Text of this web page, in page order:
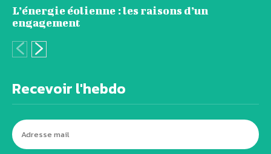
L’énergie éolienne : les raisons d’un
engagement
Recevoir l'hebdo